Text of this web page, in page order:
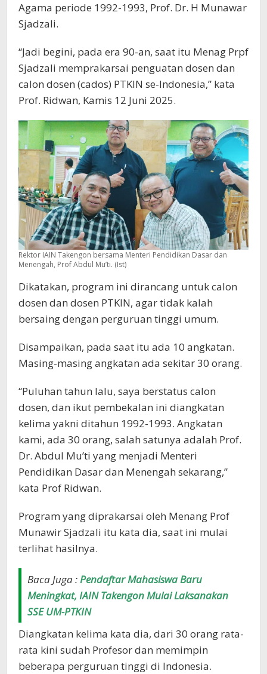
Agama periode 1992-1993, Prof. Dr. H Munawar
Sjadzali.
“Jadi begini, pada era 90-an, saat itu Menag Prpf
Sjadzali memprakarsai penguatan dosen dan
calon dosen (cados) PTKIN se-Indonesia,” kata
Prof. Ridwan, Kamis 12 Juni 2025.
Rektor IAIN Takengon bersama Menteri Pendidikan Dasar dan
Menengah, Prof Abdul Mu’ti. (Ist)
Dikatakan, program ini dirancang untuk calon
dosen dan dosen PTKIN, agar tidak kalah
bersaing dengan perguruan tinggi umum.
Disampaikan, pada saat itu ada 10 angkatan.
Masing-masing angkatan ada sekitar 30 orang.
“Puluhan tahun lalu, saya berstatus calon
dosen, dan ikut pembekalan ini diangkatan
kelima yakni ditahun 1992-1993. Angkatan
kami, ada 30 orang, salah satunya adalah Prof.
Dr. Abdul Mu’ti yang menjadi Menteri
Pendidikan Dasar dan Menengah sekarang,”
kata Prof Ridwan.
Program yang diprakarsai oleh Menang Prof
Munawir Sjadzali itu kata dia, saat ini mulai
terlihat hasilnya.
Baca Juga :Pendaftar Mahasiswa Baru
Meningkat, IAIN Takengon Mulai Laksanakan
SSE UM-PTKIN
Diangkatan kelima kata dia, dari 30 orang rata-
rata kini sudah Profesor dan memimpin
beberapa perguruan tinggi di Indonesia.